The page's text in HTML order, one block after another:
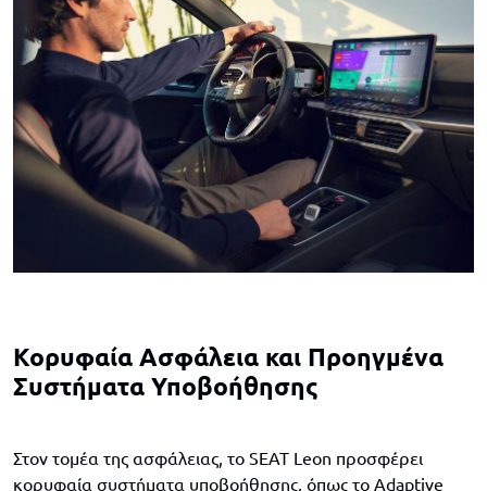
Κορυφαία Ασφάλεια και Προηγμένα
Συστήματα Υποβοήθησης
Στον τομέα της ασφάλειας, το SEAT Leon προσφέρει
κορυφαία συστήματα υποβοήθησης, όπως το Adaptive